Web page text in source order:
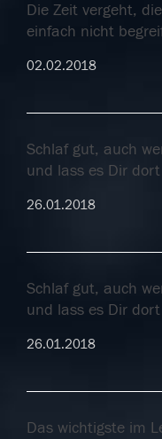
Die Zeit vergeht,
einfach nicht
02.02.2018
Schlaf gut, auch
und lass es Dir
26.01.2018
Schlaf gut, auch
und lass es Dir
26.01.2018
Das wichtigste im